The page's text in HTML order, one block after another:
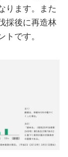
ります。また
採後に再造林
です。